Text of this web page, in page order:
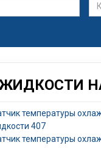
НА
температуры
407
температуры